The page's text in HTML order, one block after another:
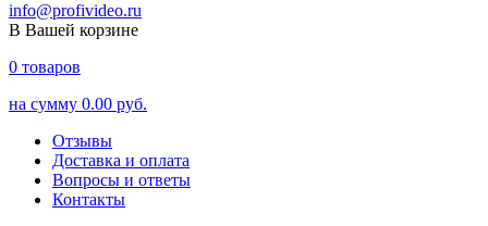
info@profivideo.ru
В Вашей корзине
0 товаров
на сумму 0.00 руб.
Отзывы
Доставка и оплата
Вопросы и ответы
Контакты